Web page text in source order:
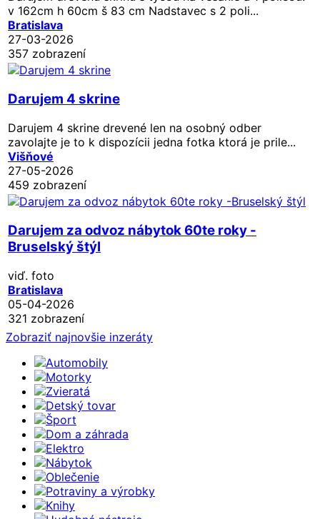
v 162cm h 60cm š 83 cm Nadstavec s 2 poli...
Bratislava
27-03-2026
357 zobrazení
Darujem 4 skrine
Darujem 4 skrine drevené len na osobný odber
zavolajte je to k dispozícii jedna fotka ktorá je prile...
Višňové
27-05-2026
459 zobrazení
Darujem za odvoz nábytok 60te roky -
Bruselský štýl
viď. foto
Bratislava
05-04-2026
321 zobrazení
Zobraziť najnovšie inzeráty
Automobily
Motorky
Zvieratá
Detský tovar
Šport
Dom a záhrada
Elektro
Nábytok
Oblečenie
Potraviny a výrobky
Knihy